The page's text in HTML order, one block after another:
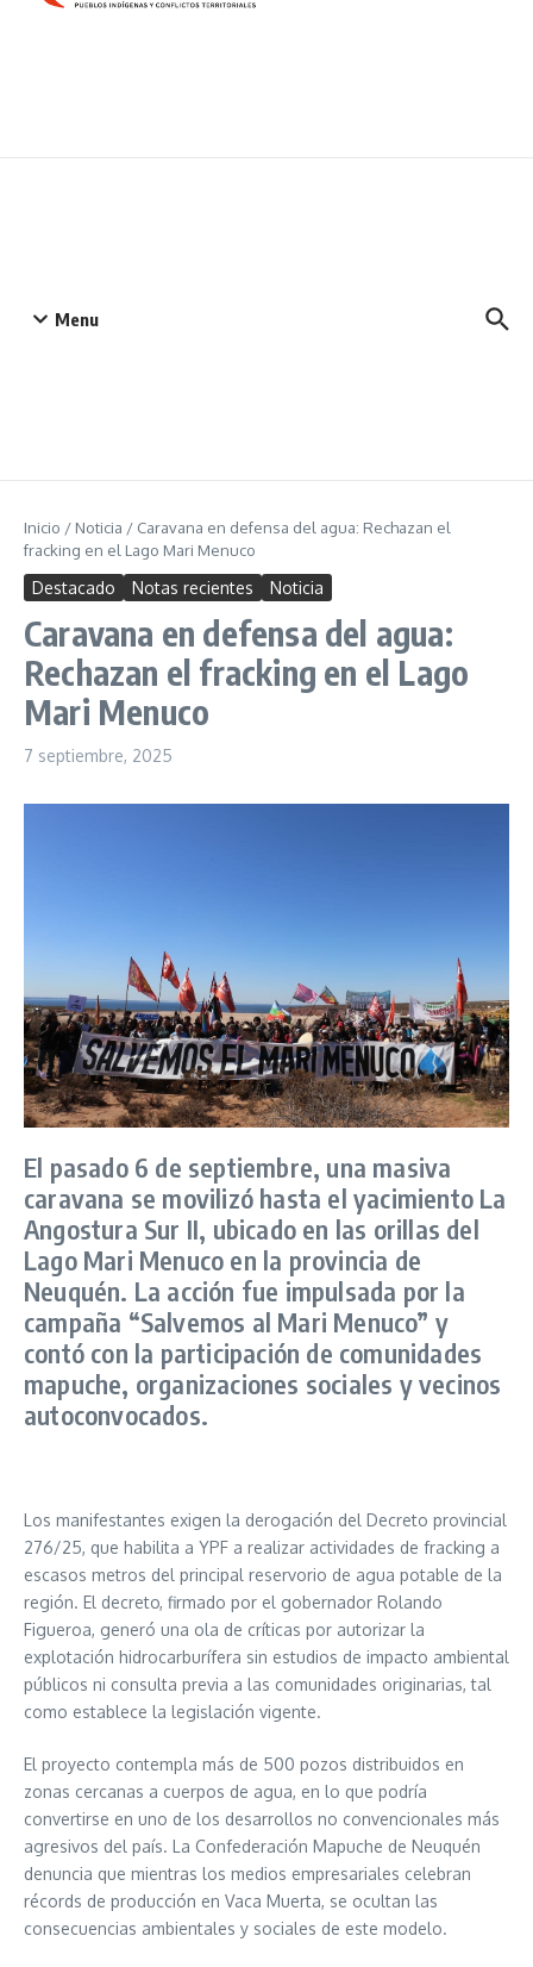
Menu
Inicio / Noticia / Caravana en defensa del agua: Rechazan el
fracking en el Lago Mari Menuco
Destacado Notas recientes Noticia
Caravana en defensa del agua:
Rechazan el fracking en el Lago
Mari Menuco
7 septiembre, 2025
El pasado 6 de septiembre, una masiva
caravana se movilizó hasta el yacimiento La
Angostura Sur II, ubicado en las orillas del
Lago Mari Menuco en la provincia de
Neuquén. La acción fue impulsada por la
campaña “Salvemos al Mari Menuco” y
contó con la participación de comunidades
mapuche, organizaciones sociales y vecinos
autoconvocados.
Los manifestantes exigen la derogación del Decreto provincial
276/25, que habilita a YPF a realizar actividades de fracking a
escasos metros del principal reservorio de agua potable de la
región. El decreto, firmado por el gobernador Rolando
Figueroa, generó una ola de críticas por autorizar la
explotación hidrocarburífera sin estudios de impacto ambiental
públicos ni consulta previa a las comunidades originarias, tal
como establece la legislación vigente.
El proyecto contempla más de 500 pozos distribuidos en
zonas cercanas a cuerpos de agua, en lo que podría
convertirse en uno de los desarrollos no convencionales más
agresivos del país. La Confederación Mapuche de Neuquén
denuncia que mientras los medios empresariales celebran
récords de producción en Vaca Muerta, se ocultan las
consecuencias ambientales y sociales de este modelo.